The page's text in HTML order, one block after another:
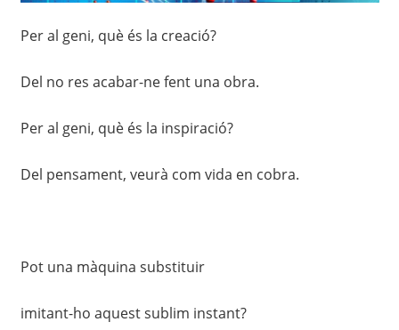
Per al geni, què és la creació?
Del no res acabar-ne fent una obra.
Per al geni, què és la inspiració?
Del pensament, veurà com vida en cobra.
Pot una màquina substituir
imitant-ho aquest sublim instant?